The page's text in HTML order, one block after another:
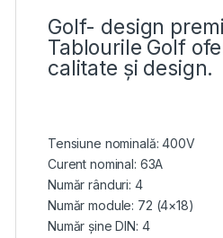
Golf- design
Tablourile Golf
calitate și design.
Tensiune nominală: 400V
Curent nominal: 63A
Număr rânduri: 4
Număr module: 72 (4×18)
Număr șine DIN: 4